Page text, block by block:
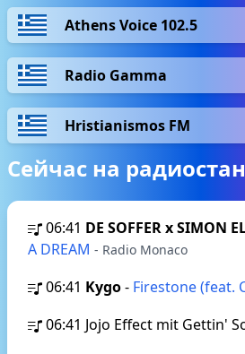
Athens Voice 102.5
Radio Gamma
Hristianismos FM
Сейчас на
06:41 DE SOFFER x SIMON
A DREAM - Radio Monaco
06:41 Kygo- Firestone (feat.
06:41 Jojo Effect mit Gettin'